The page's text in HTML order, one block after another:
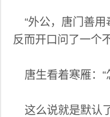
“外公，唐门善用
反而开口问了一个
唐生看着寒雁：“
这么说就是默认